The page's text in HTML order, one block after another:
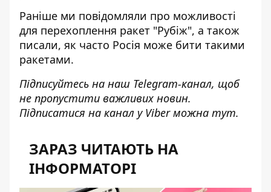
Раніше ми повідомляли про можливості
для перехоплення ракет "Рубіж", а також
писали, як часто Росія може бити такими
ракетами.
Підписуйтесь на наш Telegram-канал, щоб
не пропустити важливих новин.
Підписатися на канал у Viber можна тут.
ЗАРАЗ ЧИТАЮТЬ НА
ІНФОРМАТОРІ